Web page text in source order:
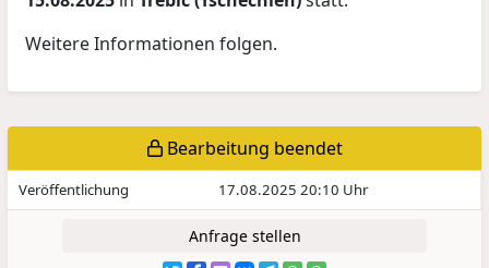
Weitere Informationen folgen.
Bearbeitung beendet
Veröffentlichung 17.08.2025 20:10 Uhr
Anfrage stellen